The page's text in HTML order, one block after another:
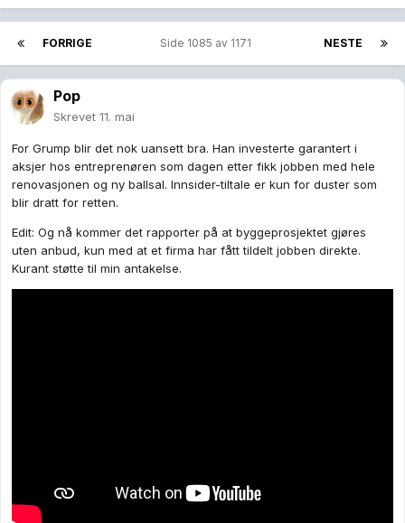
FORRIGE NESTE
Side 1085 av 1171
Pop
Skrevet 11. mai
For Grump blir det nok uansett bra. Han investerte garantert i
aksjer hos entreprenøren som dagen etter fikk jobben med hele
renovasjonen og ny ballsal. Innsider-tiltale er kun for duster som
blir dratt for retten.
Edit: Og nå kommer det rapporter på at byggeprosjektet gjøres
uten anbud, kun med at et firma har fått tildelt jobben direkte.
Kurant støtte til min antakelse.